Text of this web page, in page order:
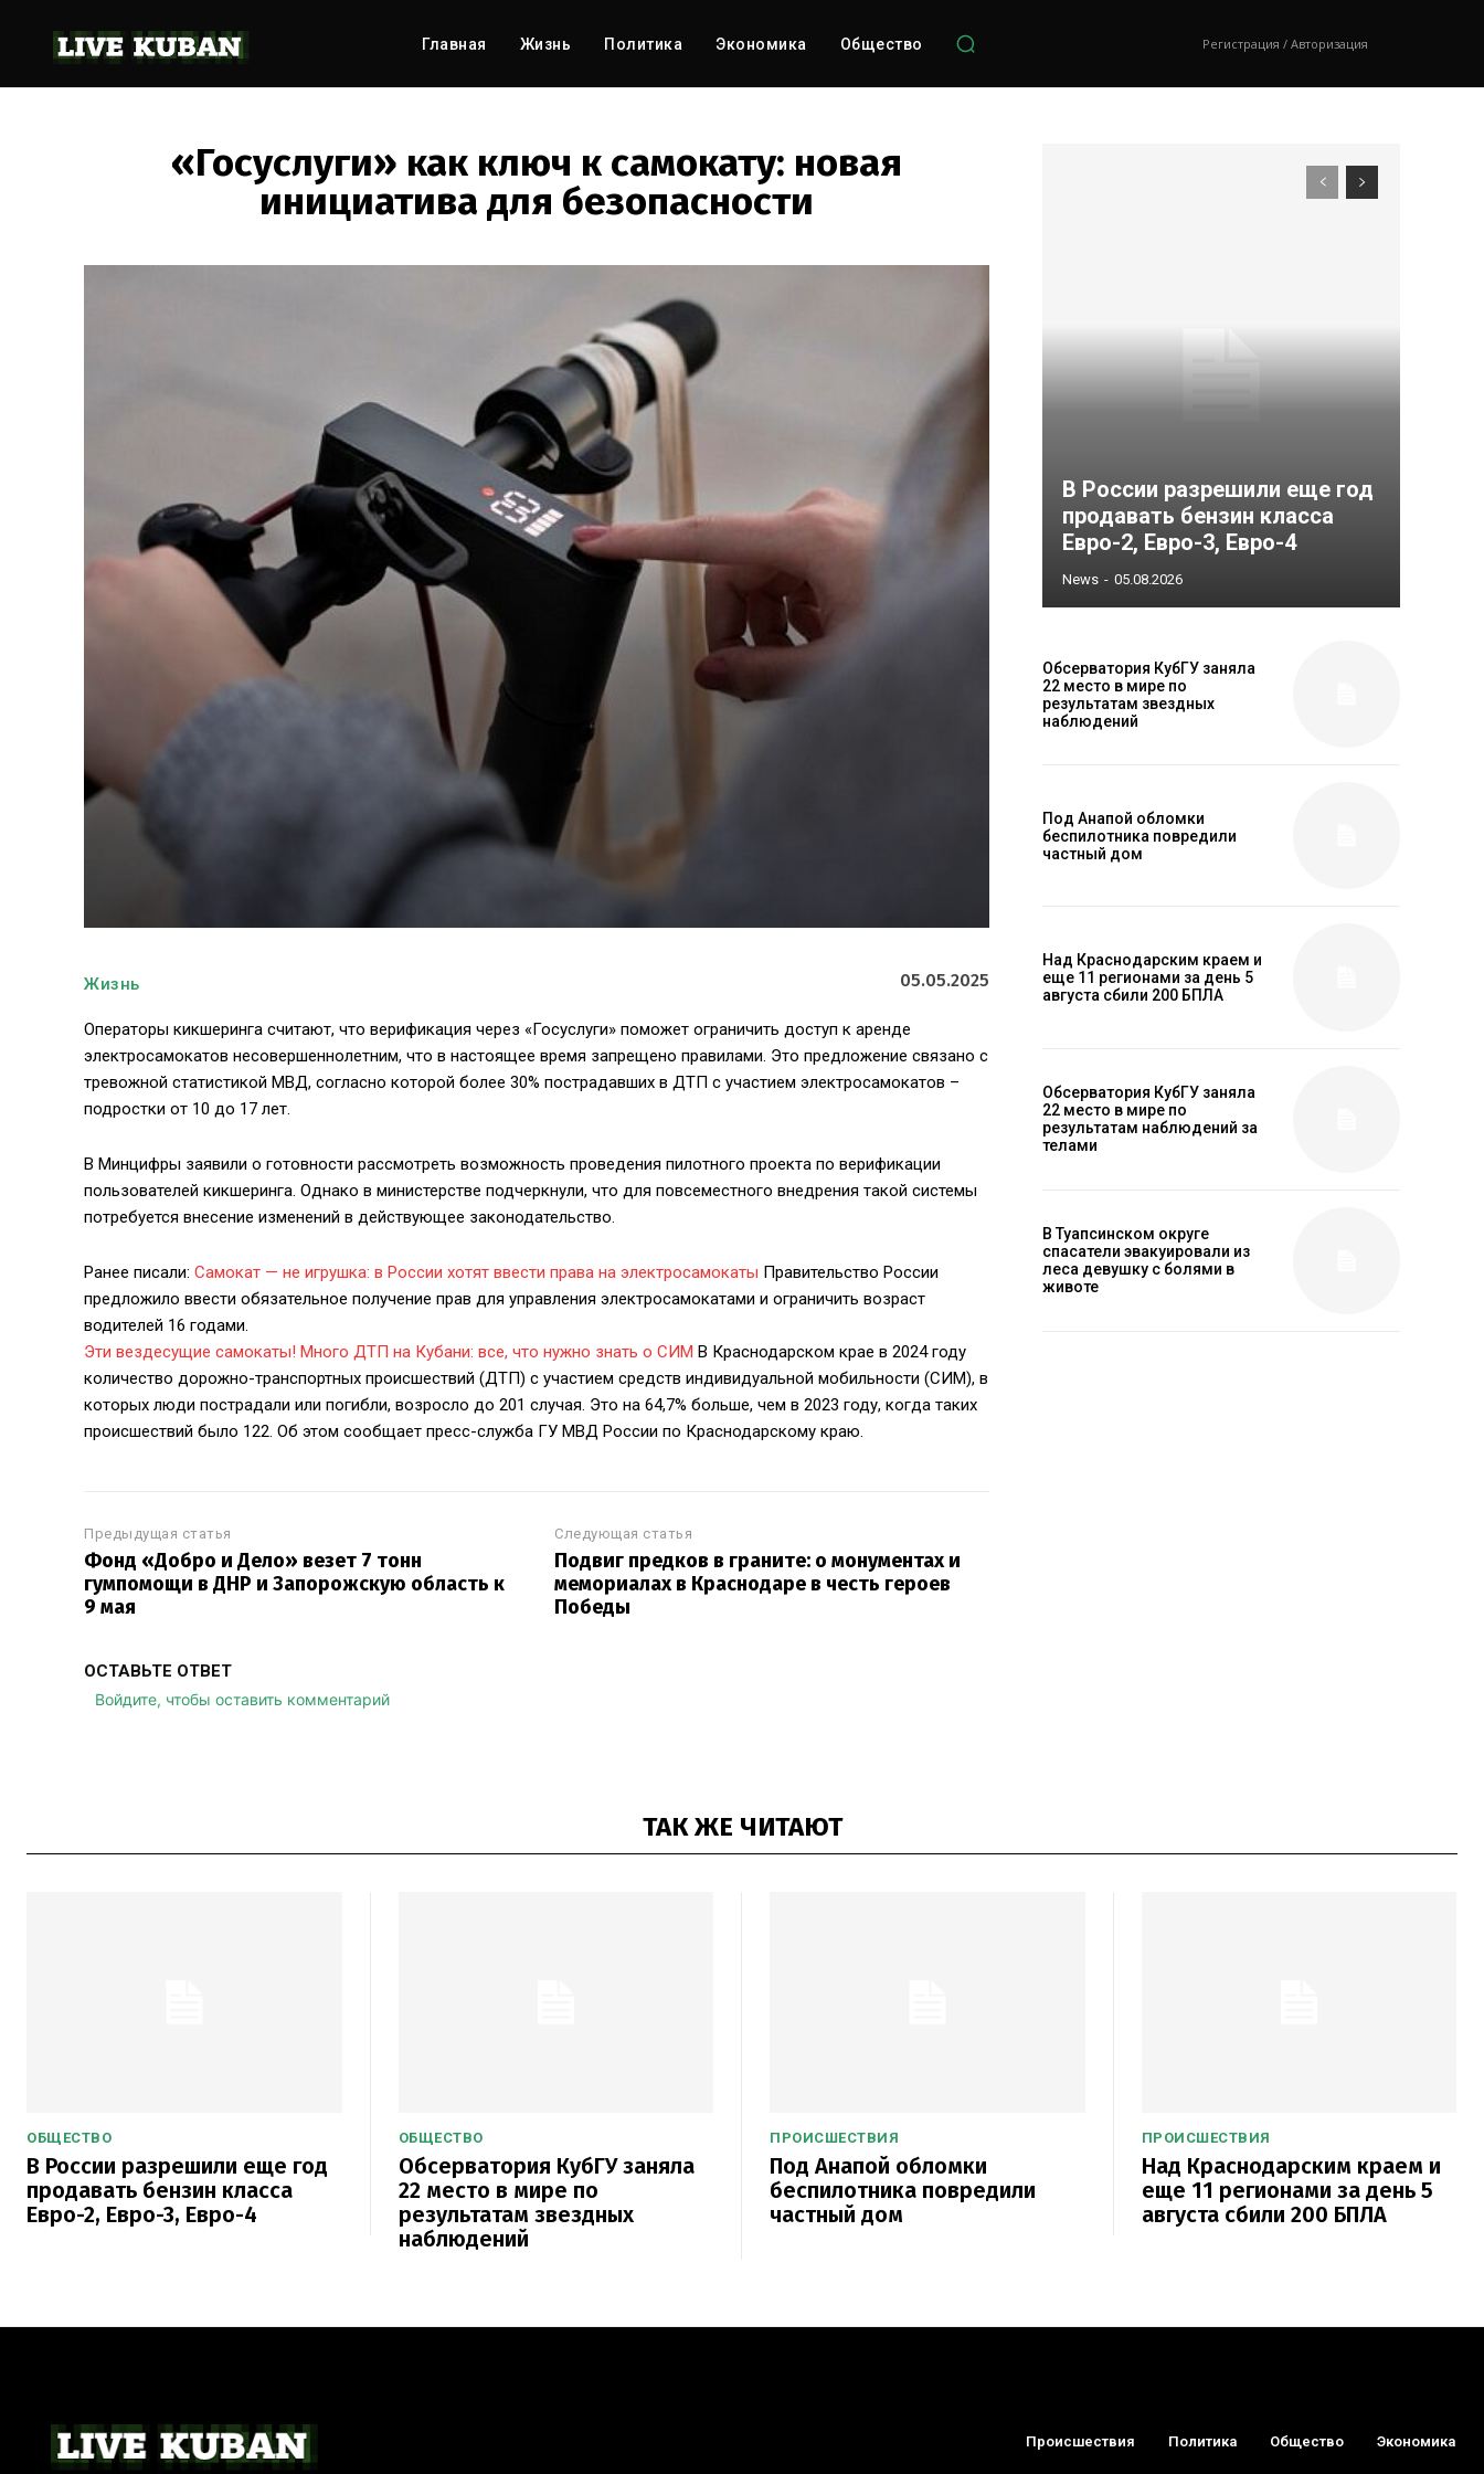
Главная Жизнь Политика Экономика Общество Регистрация / Авторизация
«Госуслуги» как ключ к самокату: новая
инициатива для безопасности
Жизнь 05.05.2025
Операторы кикшеринга считают, что верификация через «Госуслуги» поможет ограничить доступ к аренде
электросамокатов несовершеннолетним, что в настоящее время запрещено правилами. Это предложение связано с
тревожной статистикой МВД, согласно которой более 30% пострадавших в ДТП с участием электросамокатов –
подростки от 10 до 17 лет.
В Минцифры заявили о готовности рассмотреть возможность проведения пилотного проекта по верификации
пользователей кикшеринга. Однако в министерстве подчеркнули, что для повсеместного внедрения такой системы
потребуется внесение изменений в действующее законодательство.
Ранее писали: Самокат — не игрушка: в России хотят ввести права на электросамокаты Правительство России
предложило ввести обязательное получение прав для управления электросамокатами и ограничить возраст
водителей 16 годами.
Эти вездесущие самокаты! Много ДТП на Кубани: все, что нужно знать о СИМ В Краснодарском крае в 2024 году
количество дорожно-транспортных происшествий (ДТП) с участием средств индивидуальной мобильности (СИМ), в
которых люди пострадали или погибли, возросло до 201 случая. Это на 64,7% больше, чем в 2023 году, когда таких
происшествий было 122. Об этом сообщает пресс-служба ГУ МВД России по Краснодарскому краю.
Предыдущая статья
Фонд «Добро и Дело» везет 7 тонн
гумпомощи в ДНР и Запорожскую область к
9 мая
Следующая статья
Подвиг предков в граните: о монументах и
мемориалах в Краснодаре в честь героев
Победы
ОСТАВЬТЕ ОТВЕТ
Войдите, чтобы оставить комментарий
В России разрешили еще год
продавать бензин класса
Евро-2, Евро-3, Евро-4
News - 05.08.2026
Обсерватория КубГУ заняла
22 место в мире по
результатам звездных
наблюдений
Под Анапой обломки
беспилотника повредили
частный дом
Над Краснодарским краем и
еще 11 регионами за день 5
августа сбили 200 БПЛА
Обсерватория КубГУ заняла
22 место в мире по
результатам наблюдений за
телами
В Туапсинском округе
спасатели эвакуировали из
леса девушку с болями в
животе
ТАК ЖЕ ЧИТАЮТ
ОБЩЕСТВО
В России разрешили еще год
продавать бензин класса
Евро-2, Евро-3, Евро-4
ОБЩЕСТВО
Обсерватория КубГУ заняла
22 место в мире по
результатам звездных
наблюдений
ПРОИСШЕСТВИЯ
Под Анапой обломки
беспилотника повредили
частный дом
ПРОИСШЕСТВИЯ
Над Краснодарским краем и
еще 11 регионами за день 5
августа сбили 200 БПЛА
Происшествия Политика Общество Экономика